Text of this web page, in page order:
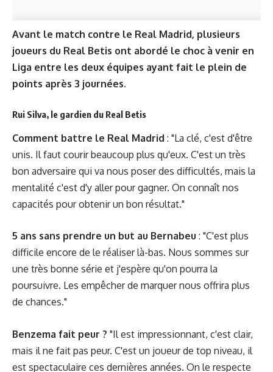
Avant le match contre le Real Madrid, plusieurs
joueurs du Real Betis ont abordé le choc à venir en
Liga entre les deux équipes ayant fait le plein de
points après 3 journées.
Rui Silva, le gardien du Real Betis
Comment battre le Real Madrid : "La clé, c'est d'être
unis. Il faut courir beaucoup plus qu'eux. C'est un très
bon adversaire qui va nous poser des difficultés, mais la
mentalité c'est d'y aller pour gagner. On connaît nos
capacités pour obtenir un bon résultat."
5 ans sans prendre un but au Bernabeu : "C'est plus
difficile encore de le réaliser là-bas. Nous sommes sur
une très bonne série et j'espère qu'on pourra la
poursuivre. Les empêcher de marquer nous offrira plus
de chances."
Benzema fait peur ? "Il est impressionnant, c'est clair,
mais il ne fait pas peur. C'est un joueur de top niveau, il
est spectaculaire ces dernières années. On le respecte